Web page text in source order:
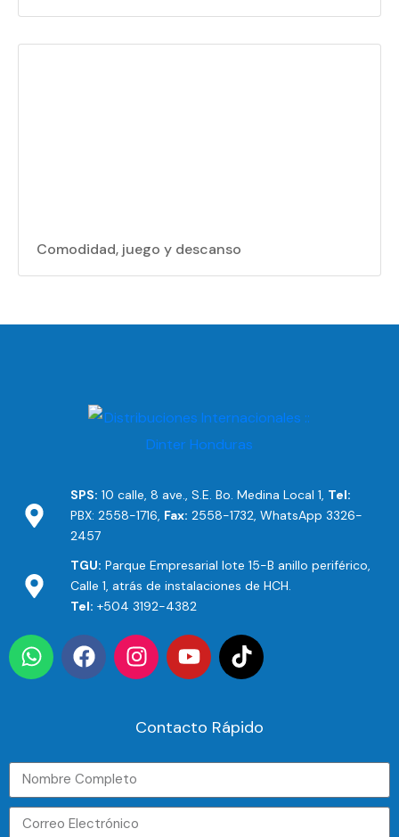
Comodidad, juego y descanso
SPS: 10 calle, 8 ave., S.E. Bo. Medina Local 1, Tel:
PBX: 2558-1716, Fax: 2558-1732, WhatsApp 3326-
2457
TGU: Parque Empresarial lote 15-B anillo periférico,
Calle 1, atrás de instalaciones de HCH.
Tel: +504 3192-4382
Contacto Rápido